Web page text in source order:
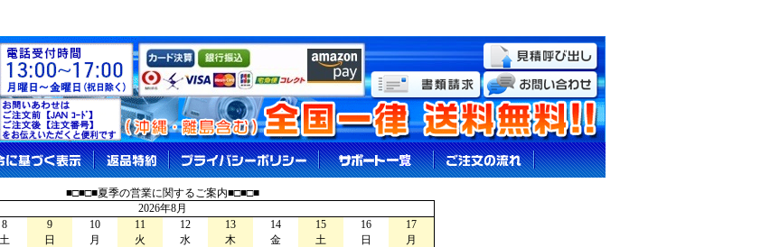
■□■□■夏季の営業に関するご案内■□■□■
2026年8月
8 9 10 11 12 13 14 15 16
17
土 日 月 火 水 木 金 土 日
月